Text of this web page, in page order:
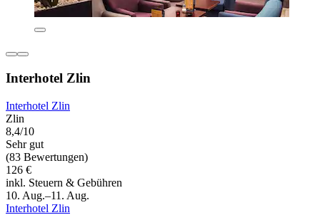
Interhotel Zlin
Interhotel Zlin
Zlin
8,4/10
Sehr gut
(83 Bewertungen)
126 €
inkl. Steuern & Gebühren
10. Aug.–11. Aug.
Interhotel Zlin